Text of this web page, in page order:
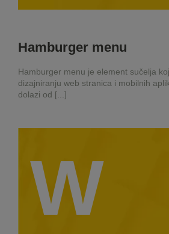
Hamburger menu
Hamburger menu je element sučelja
dizajniranju web stranica i mobilnih
dolazi od [...]
W